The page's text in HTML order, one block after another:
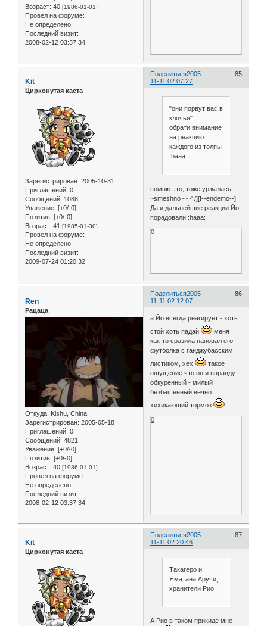
Возраст: 40 [1986-01-01]
Провел на форуме:
Не определено
Последний визит:
2008-02-12 03:37:34
Поделиться 85
2005-
11-11 02:07:27
Kit
Цирконутая каста
Зарегистрирован: 2005-10-31
Приглашений: 0
Сообщений: 1088
Уважение: [+0/-0]
Позитив: [+0/-0]
Возраст: 41 [1985-01-30]
Провел на форуме:
Не определено
Последний визит:
2009-07-24 01:20:32
"они порвут вас в
клочья"
обрати внимание
на реакцию
каждого из толпы
:haaa:
помню это, тоже уржалась
~smeshno~~~' /][!--endemo--]
Да и дальнейшие реакции Йо
порадовали :haaa:
0
Поделиться 86
2005-
11-11 02:12:07
Ren
Рацаца
Откуда: Kishu, China
Зарегистрирован: 2005-05-18
Приглашений: 0
Сообщений: 4821
Уважение: [+0/-0]
Позитив: [+0/-0]
Возраст: 40 [1986-01-01]
Провел на форуме:
Не определено
Последний визит:
2008-02-12 03:37:34
а Йо всегда реагирует - хоть
стой хоть падай
меня
как-то сразила наповал его
футболка с ганджубасским
листиком, хех
такое
ощущение что он и вправду
обкуренный - милый
безбашенный вечно
хихикающий тормоз
0
Поделиться 87
2005-
11-11 02:20:46
Kit
Цирконутая каста
Такагеро и
Яматана Аручи,
хранители Рио
А Рио в таком прикиде мне